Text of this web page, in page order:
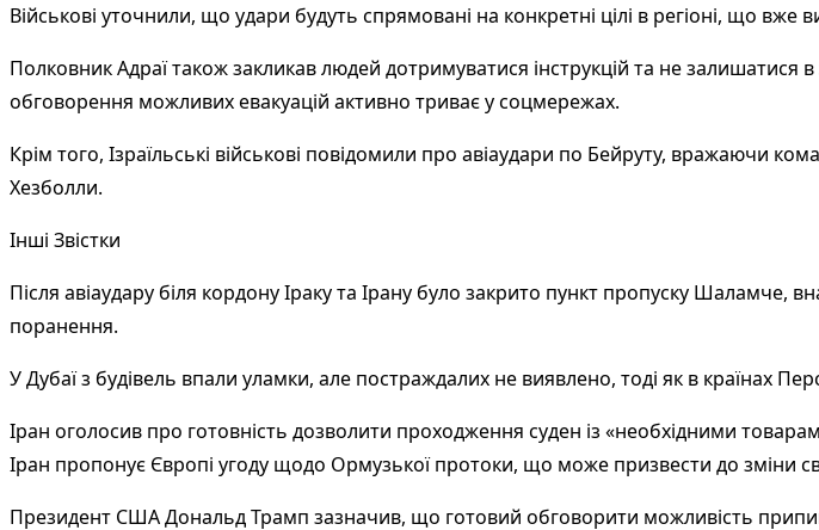
Військові уточнили, що удари будуть спрямовані на конкретні цілі в регіоні, що вже
Полковник Адраї також закликав людей дотримуватися інструкцій та не залишатися
обговорення можливих евакуацій активно триває у соцмережах.
Крім того, Ізраїльські військові повідомили про авіаудари по Бейруту, вражаючи
Хезболли.
Інші Звістки
Після авіаудару біля кордону Іраку та Ірану було закрито пункт пропуску
поранення.
У Дубаї з будівель впали уламки, але постраждалих не виявлено, тоді як в країнах
Іран оголосив про готовність дозволити проходження суден із «необхідними
Іран пропонує Європі угоду щодо Ормузької протоки, що може призвести до зміни
Президент США Дональд Трамп зазначив, що готовий обговорити можливість